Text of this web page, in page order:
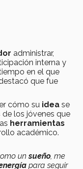
r administrar,
interna y
en el que
que fue
cómo su idea se
de los jóvenes que
herramientas
académico.
unsueño , me
para seguir